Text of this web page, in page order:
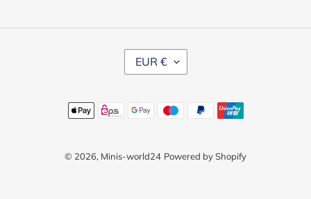
W
H
N
G
EUR €
Zahlungsmethoden
© 2026, Minis-world24 Powered by Shopify